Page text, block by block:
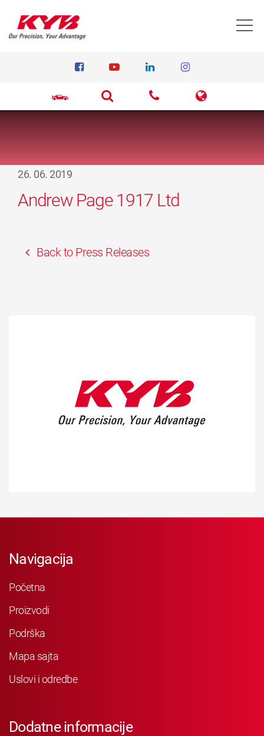
26. 06. 2019
Andrew Page 1917 Ltd
Back to Press Releases
Navigacija
Početna
Proizvodi
Podrška
Mapa sajta
Uslovi i odredbe
Dodatne informacije